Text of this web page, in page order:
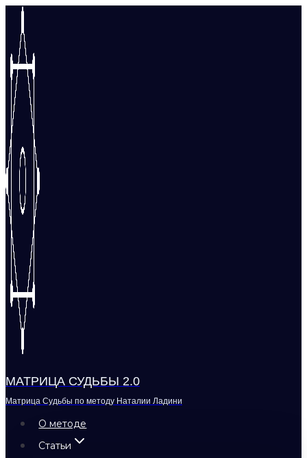
Перейти
содержимому
МАТРИЦА СУДЬБЫ 2.0
Матрица Судьбы по методу Наталии Ладини
О методе
Статьи